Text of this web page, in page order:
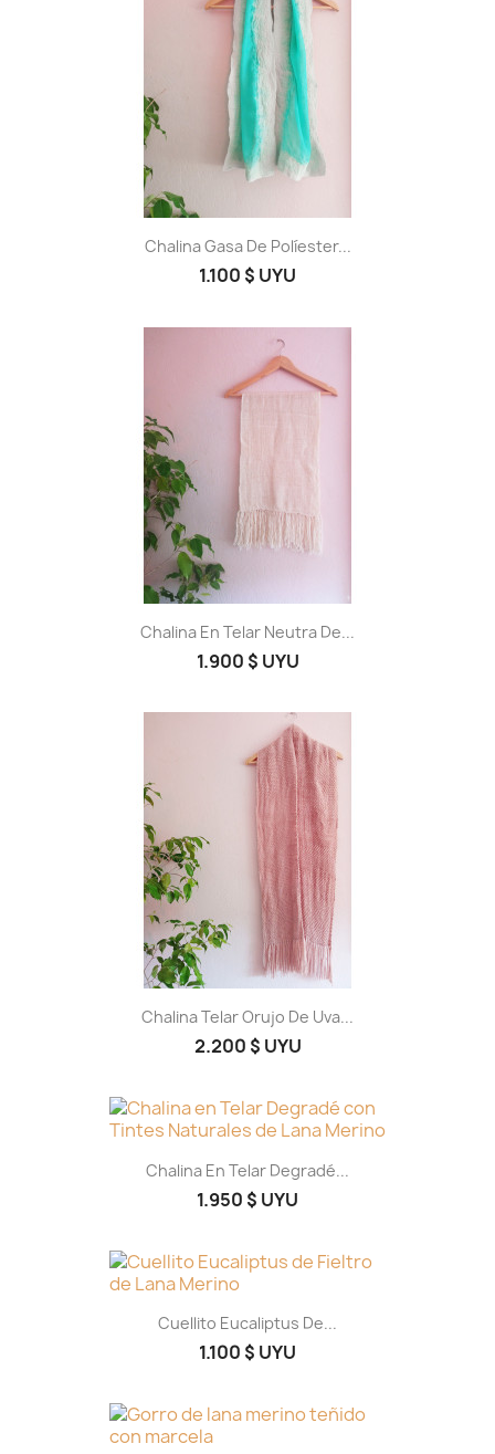
Chalina Gasa De Políester...
1.100 $ UYU
Chalina En Telar Neutra De...
1.900 $ UYU
Chalina Telar Orujo De Uva...
2.200 $ UYU
Chalina En Telar Degradé...
1.950 $ UYU
Cuellito Eucaliptus De...
1.100 $ UYU